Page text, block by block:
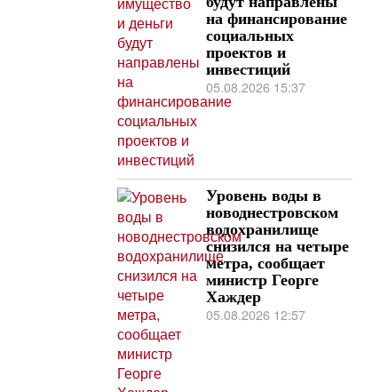
на финансирование
социальных
проектов и
инвестиций
05.08.2026 15:37
Уровень воды в
новоднестровском
водохранилище
снизился на четыре
метра, сообщает
министр Георге
Хаждер
05.08.2026 12:57